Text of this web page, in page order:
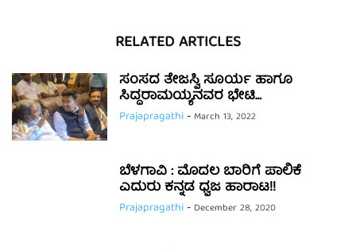
RELATED ARTICLES
ಸಂಸದ ತೇಜಸ್ವಿ ಸೂರ್ಯ ಹಾಗೂ
ಸಿದ್ಧರಾಮಯ್ಯನವರ ಭೇಟಿ…
Prajapragathi- March 13, 2022
ಬೆಳಗಾವಿ : ಮೊದಲ ಬಾರಿಗೆ ಪಾಲಿಕೆ
ಎದುರು ಕನ್ನಡ ಧ್ವಜ ಹಾರಾಟ!!
Prajapragathi- December 28, 2020